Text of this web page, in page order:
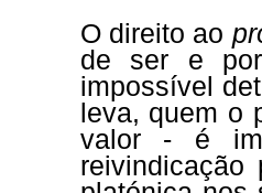
O direito ao
de ser e
impossível
leva, quem o
valor - é